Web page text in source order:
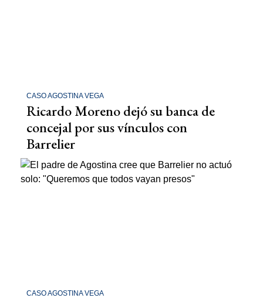
CASO AGOSTINA VEGA
Ricardo Moreno dejó su banca de
concejal por sus vínculos con
Barrelier
CASO AGOSTINA VEGA